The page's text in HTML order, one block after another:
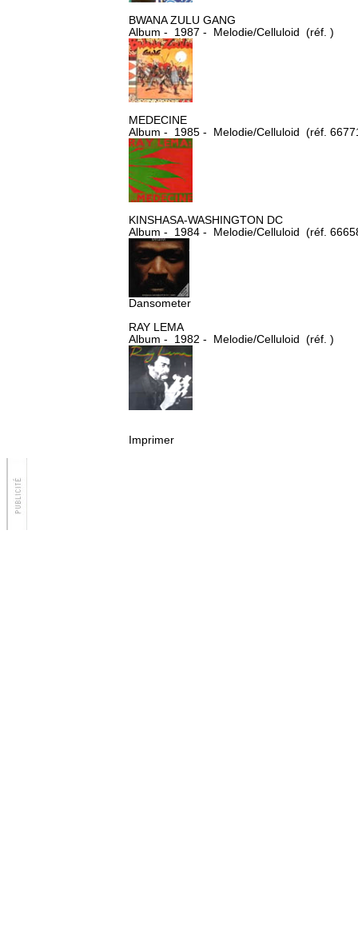
BWANA ZULU GANG
Album - 1987 - Melodie/Celluloid (réf. )
MEDECINE
Album - 1985 - Melodie/Celluloid (réf.
KINSHASA-WASHINGTON DC
Album - 1984 - Melodie/Celluloid (réf.
Dansometer
RAY LEMA
Album - 1982 - Melodie/Celluloid (réf. )
Imprimer